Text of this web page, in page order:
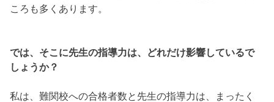
ころも多くあります。
では、そこに先生の指導力は、どれだけ影響しているで
しょうか？
私は、難関校への合格者数と先生の指導力は、まったく